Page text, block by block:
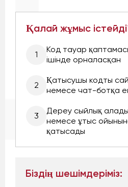
Қалай жұмыс
1
Код тауар
ішінде орналасқан
2
Қатысушы кодты
немесе чат-ботқа
3
Дереу сыйлық алады
немесе ұтыс
қатысады
Біздің шешімдеріміз: